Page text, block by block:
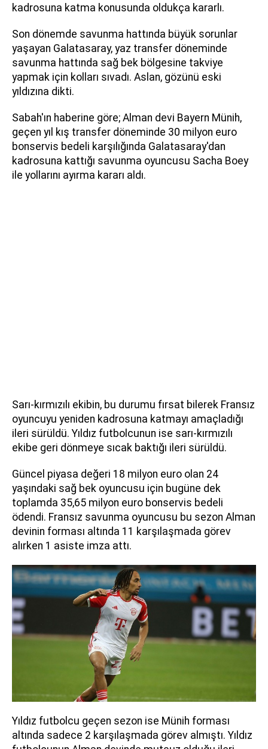
kadrosuna katma konusunda oldukça kararlı.
Son dönemde savunma hattında büyük sorunlar
yaşayan Galatasaray, yaz transfer döneminde
savunma hattında sağ bek bölgesine takviye
yapmak için kolları sıvadı. Aslan, gözünü eski
yıldızına dikti.
Sabah'ın haberine göre; Alman devi Bayern Münih,
geçen yıl kış transfer döneminde 30 milyon euro
bonservis bedeli karşılığında Galatasaray'dan
kadrosuna kattığı savunma oyuncusu Sacha Boey
ile yollarını ayırma kararı aldı.
Sarı-kırmızılı ekibin, bu durumu fırsat bilerek Fransız
oyuncuyu yeniden kadrosuna katmayı amaçladığı
ileri sürüldü. Yıldız futbolcunun ise sarı-kırmızılı
ekibe geri dönmeye sıcak baktığı ileri sürüldü.
Güncel piyasa değeri 18 milyon euro olan 24
yaşındaki sağ bek oyuncusu için bugüne dek
toplamda 35,65 milyon euro bonservis bedeli
ödendi. Fransız savunma oyuncusu bu sezon Alman
devinin forması altında 11 karşılaşmada görev
alırken 1 asiste imza attı.
Yıldız futbolcu geçen sezon ise Münih forması
altında sadece 2 karşılaşmada görev almıştı. Yıldız